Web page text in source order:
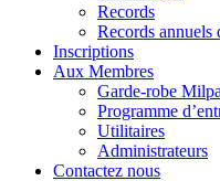
Records
Records annuels
Inscriptions
Aux Membres
Garde-robe
Programme
Utilitaires
Administrateurs
Contactez nous